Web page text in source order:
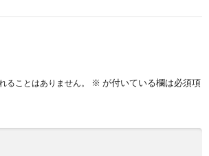
ることはありません。 ※ が付いている欄は必須項